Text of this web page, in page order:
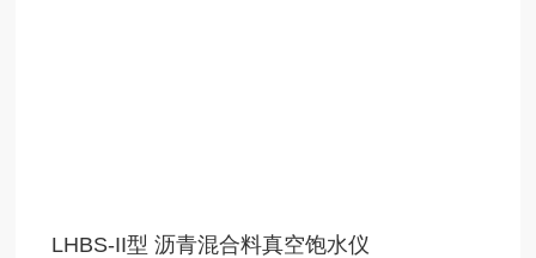
LHBS-II型 沥青混合料真空饱水仪